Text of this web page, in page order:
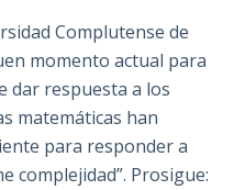
Complutense de
momento actual para
dar respuesta a los
matemáticas han
para responder a
complejidad”. Prosigue: